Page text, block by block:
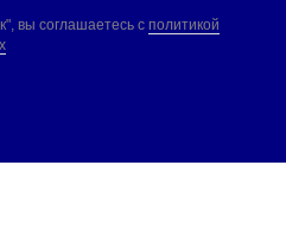
вы соглашаетесь с политикой